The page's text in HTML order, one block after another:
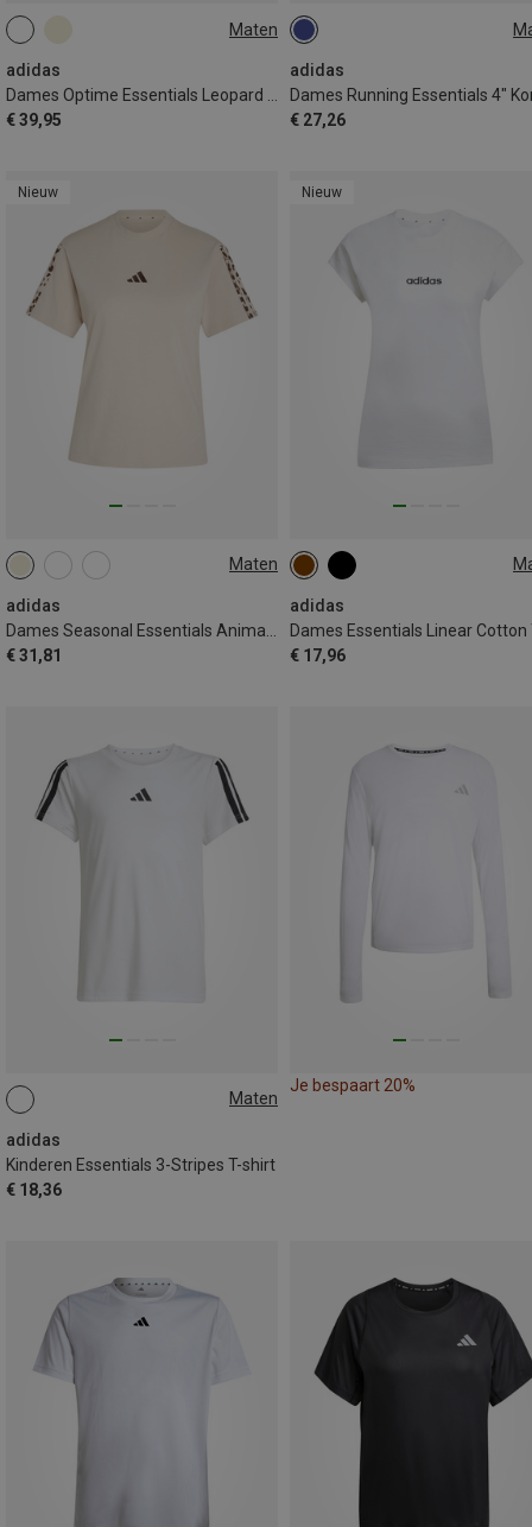
Maten
adidas
Dames Optime Essentials Leopard Light Support Sport BH
€ 39,95
XS
adidas
€ 27,26
XS
Nieuw
Maten
adidas
€ 31,81
XS
Nieuw
adidas
€ 17,96
XS S
Maten
adidas
Kinderen Essentials 3-Stripes T-shirt
€ 18,36
116
170
Je bespaart 20%